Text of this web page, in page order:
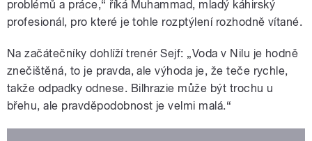
problémů a práce,“ říká Muhammad, mladý káhirský
profesionál, pro které je tohle rozptýlení rozhodně vítané.
Na začátečníky dohlíží trenér Sejf: „Voda v Nilu je hodně
znečištěná, to je pravda, ale výhoda je, že teče rychle,
takže odpadky odnese. Bilhrazie může být trochu u
břehu, ale pravděpodobnost je velmi malá.“